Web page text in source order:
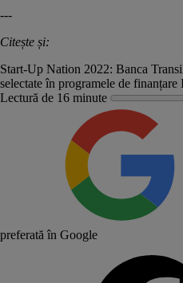
---
Citește și:
Start-Up Nation 2022: Banca
selectate în programele de
Lectură de 16 minute
preferată în Google